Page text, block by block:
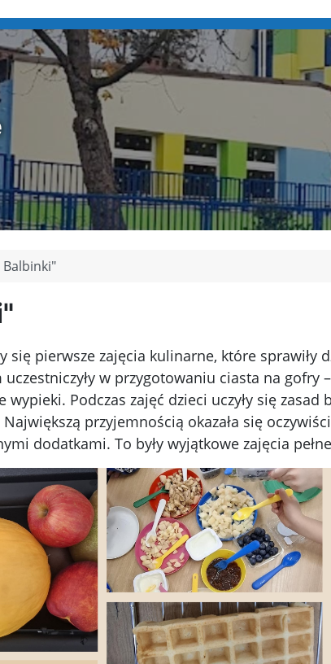
się pierwsze zajęcia kulinarne, które
w przygotowaniu ciasta na gofry
Podczas zajęć dzieci uczyły się
przyjemnością okazała się
dodatkami. To były wyjątkowe zajęcia